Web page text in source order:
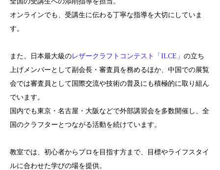
オンラインでも、受講生に伝わる丁寧な指導を大切にしていま
す。
また、日本最大級のレザークラフトコンテスト「ILCE」 の立ち
上げメンバーとして副会長・審査員を務めるほか、中国での展覧
会では審査員として国際交流や技術の普及にも積極的に取り組ん
でいます。
国内でも東京・名古屋・大阪などで外部講習会を多数開催し、全
国のクラフターとつながる活動を続けています。
教室では、初心者からプロを目指す方まで、目標やライフスタイ
ルに合わせた学びの場を提供。